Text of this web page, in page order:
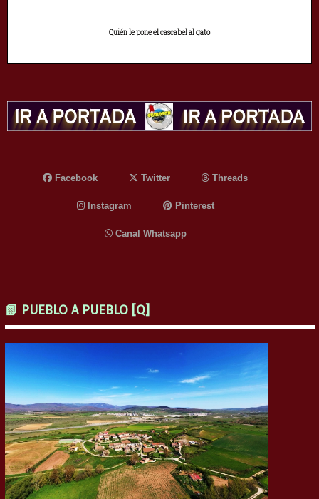
Quién le pone el cascabel al gato
Facebook Twitter Threads
Instagram Pinterest
Canal Whatsapp
📗 PUEBLO A PUEBLO [Q]